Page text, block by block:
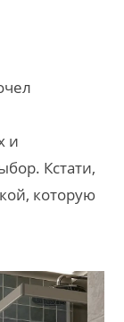
и
Кстати,
которую